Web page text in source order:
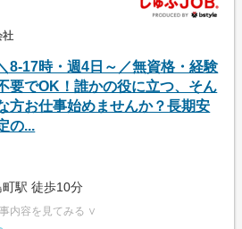
社
8-17時・週4日～／無資格・経験
要でOK！誰かの役に立つ、そん
方お仕事始めませんか？長期安
の...
駅 徒歩10分
内容を見てみる ∨